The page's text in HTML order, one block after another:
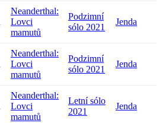
Neanderthal:
Lovci
mamutů
Podzimní
sólo 2021
Jenda
Neanderthal:
Lovci
mamutů
Podzimní
sólo 2021
Jenda
Neanderthal:
Lovci
mamutů
Letní sólo
2021
Jenda